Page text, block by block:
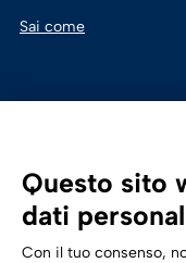
Sai come
Questo sito
dati
Con il tuo consenso,